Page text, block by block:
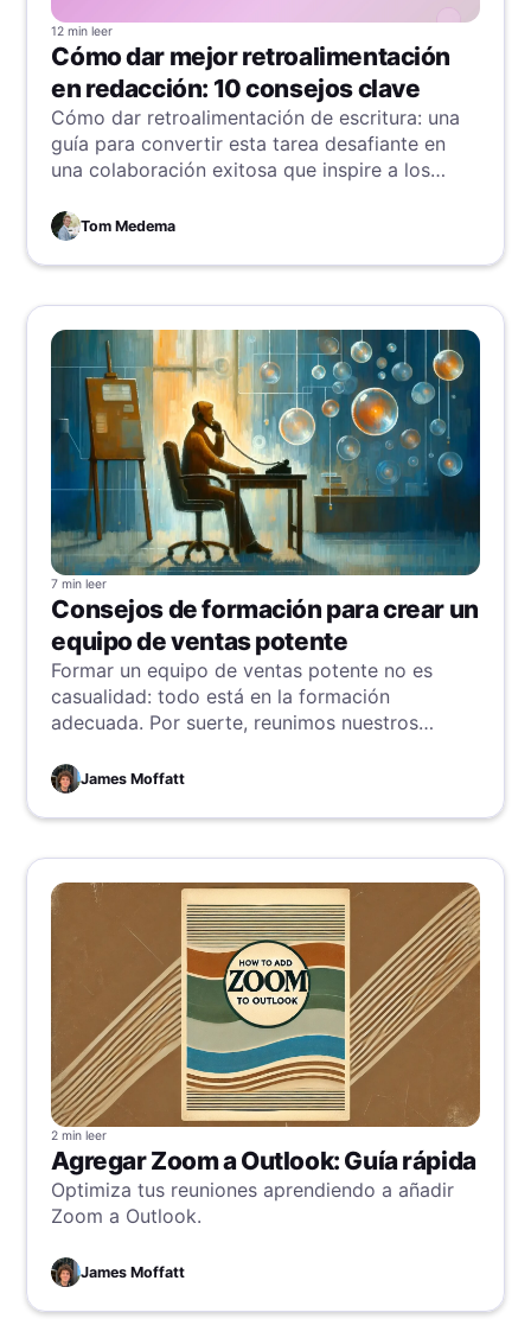
12 min leer
Cómo dar mejor retroalimentación
en redacción: 10 consejos clave
Cómo dar retroalimentación de escritura: una
guía para convertir esta tarea desafiante en
una colaboración exitosa que inspire a los
Tom Medema
7 min leer
Consejos de formación para crear un
equipo de ventas potente
Formar un equipo de ventas potente no es
casualidad: todo está en la formación
adecuada. Por suerte, reunimos nuestros
convertir tu equipo en superestrellas de
ventas. Sigue leyendo y desbloquea hoy todo
el potencial de tu fuerza de ventas.
James Moffatt
2 min leer
Agregar Zoom a Outlook: Guía rápida
Optimiza tus reuniones aprendiendo a añadir
Zoom a Outlook.
James Moffatt